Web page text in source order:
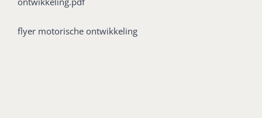
flyer motorische ontwikkeling